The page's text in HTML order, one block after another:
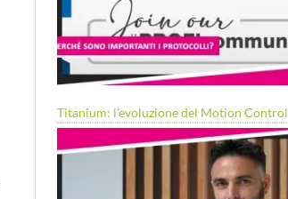
Titanium: l’evoluzione del Motion Control